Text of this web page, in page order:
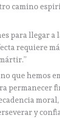
camino
para llegar a
requiere
que hemos
permanecer
y